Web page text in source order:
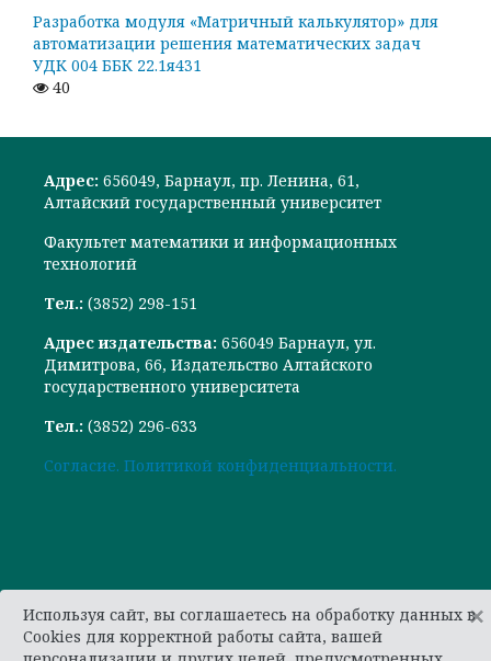
Разработка модуля «Матричный калькулятор» для
автоматизации решения математических задач
УДК 004 ББК 22.1я431
40
Адрес: 656049, Барнаул, пр. Ленина, 61,
Алтайский государственный университет
Факультет математики и информационных
технологий
Тел.: (3852) 298-151
Адрес издательства: 656049 Барнаул, ул.
Димитрова, 66, Издательство Алтайского
государственного университета
Тел.: (3852) 296-633
Cогласие. Политикой конфиденциальности.
Используя сайт, вы соглашаетесь на обработку данных в
Cookies для корректной работы сайта, вашей
×